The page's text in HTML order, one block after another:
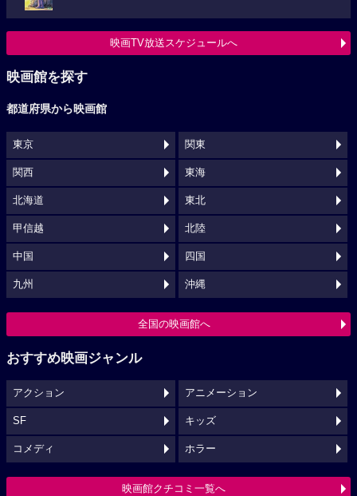
映画TV放送スケジュールへ
映画館を探す
都道府県から映画館
東京 関東
関西 東海
北海道 東北
甲信越 北陸
中国 四国
九州 沖縄
全国の映画館へ
おすすめ映画ジャンル
アクション アニメーション
SF キッズ
コメディ ホラー
映画館クチコミ一覧へ